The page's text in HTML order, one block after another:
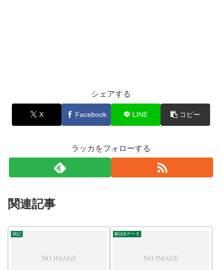
シェアする
X Facebook LINE コピー
ラッカをフォローする
関連記事
雑記 解説&データ